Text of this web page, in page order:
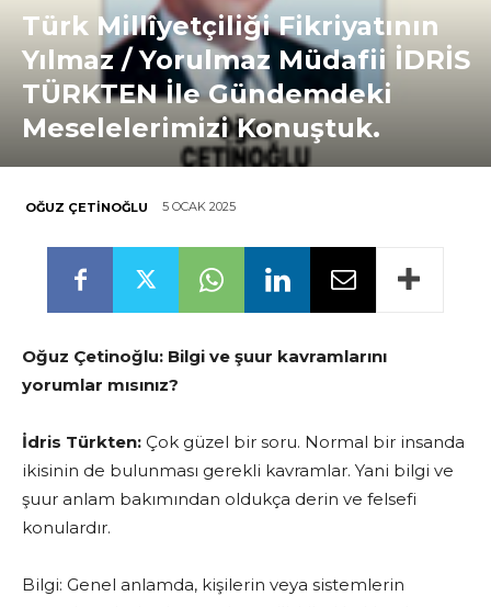
Türk Millîyetçiliği Fikriyatının
Yılmaz / Yorulmaz Müdafii İDRİS
TÜRKTEN İle Gündemdeki
Meselelerimizi Konuştuk.
OĞUZ ÇETINOĞLU 5 OCAK 2025
Oğuz Çetinoğlu: Bilgi ve şuur kavramlarını
yorumlar mısınız?
İdris Türkten: Çok güzel bir soru. Normal bir insanda
ikisinin de bulunması gerekli kavramlar. Yani bilgi ve
şuur anlam bakımından oldukça derin ve felsefi
konulardır.
Bilgi: Genel anlamda, kişilerin veya sistemlerin